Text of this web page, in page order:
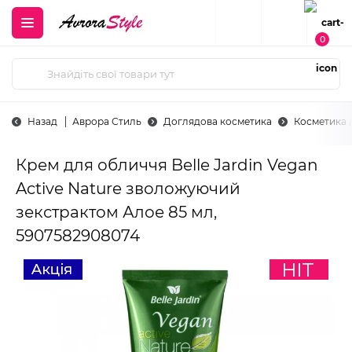
0
Назад Аврора Стиль Доглядова косметика Косметика
Крем для обличчя Belle Jardin Vegan
Active Nature зволожуючий
зекстрактом Алое 85 мл,
5907582908074